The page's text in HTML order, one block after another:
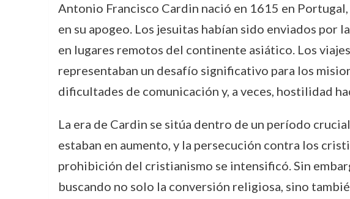
Antonio Francisco Cardin nació en 1615 en
en su apogeo. Los jesuitas habían sido enviados por
en lugares remotos del continente asiático. Los
representaban un desafío significativo para los
dificultades de comunicación y, a veces, hostilidad
La era de Cardin se sitúa dentro de un período
estaban en aumento, y la persecución contra los
prohibición del cristianismo se intensificó. Sin
buscando no solo la conversión religiosa, sino